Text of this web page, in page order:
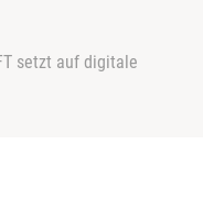
setzt auf digitale